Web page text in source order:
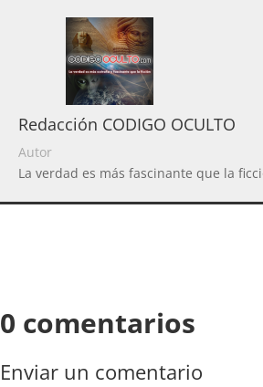
Redacción CODIGO OCULTO
Autor
La verdad es más fascinante que la
0 comentarios
Enviar un comentario